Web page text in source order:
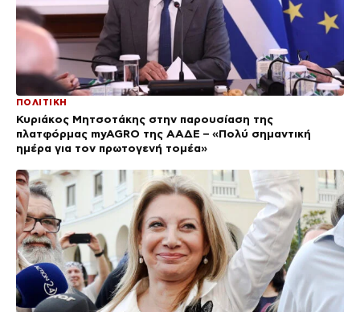
ΠΟΛΙΤΙΚΗ
Κυριάκος Μητσοτάκης στην παρουσίαση της
πλατφόρμας myAGRO της ΑΑΔΕ – «Πολύ σημαντική
ημέρα για τον πρωτογενή τομέα»